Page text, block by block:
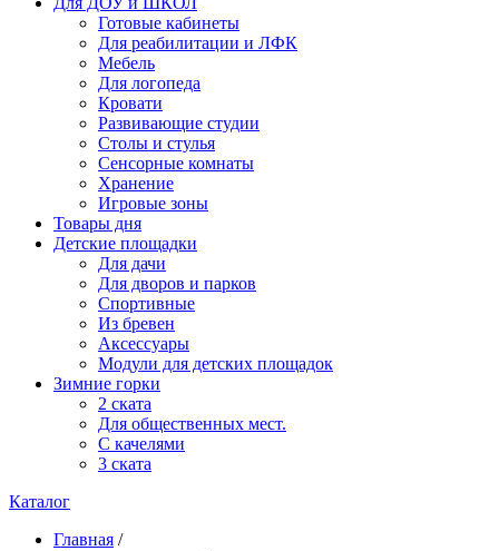
Готовые кабинеты
Для реабилитации и ЛФК
Мебель
Для логопеда
Кровати
Развивающие студии
Столы и стулья
Сенсорные комнаты
Хранение
Игровые зоны
Товары дня
Детские площадки
Для дачи
Для дворов и парков
Спортивные
Из бревен
Аксессуары
Модули для детских площадок
Зимние горки
2 ската
Для общественных мест.
С качелями
3 ската
Каталог
Главная /